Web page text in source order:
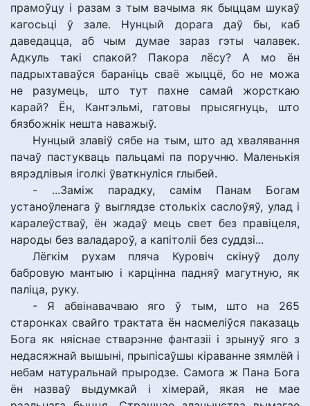
прамоўцу і разам з тым вачыма як быццам шукаў
кагосьці ў зале. Нунцый дорага даў бы, каб
даведацца, аб чым думае зараз гэты чалавек.
Адкуль такі спакой? Пакора лёсу? А мо ён
падрыхтаваўся бараніць сваё жыццё, бо не можа
не разумець, што тут пахне самай жорсткаю
карай? Ён, Кантэльмі, гатовы прысягнуць, што
бязбожнік нешта наважыў.
Нунцый злавіў сябе на тым, што ад хвалявання
пачаў пастукваць пальцамі па поручню. Маленькія
вярэдлівыя іголкі ўваткнуліся глыбей.
- ...Заміж парадку, самім Панам Богам
устаноўленага ў выглядзе столькіх саслоўяў, улад і
каралеўстваў, ён жадаў мець свет без правіцеля,
народы без валадароў, а капітоліі без суддзі...
Лёгкім рухам пляча Куровіч скінуў долу
бабровую мантыю і карцінна падняў магутную, як
паліца, руку.
- Я абвінавачваю яго ў тым, што на 265
старонках свайго трактата ён насмеліўся паказаць
Бога як няіснае стварэнне фантазіі і зрынуў яго з
недасяжнай вышыні, прыпісаўшы кіраванне зямлёй і
небам натуральнай прыродзе. Самога ж Пана Бога
ён назваў выдумкай і хімерай, якая не мае